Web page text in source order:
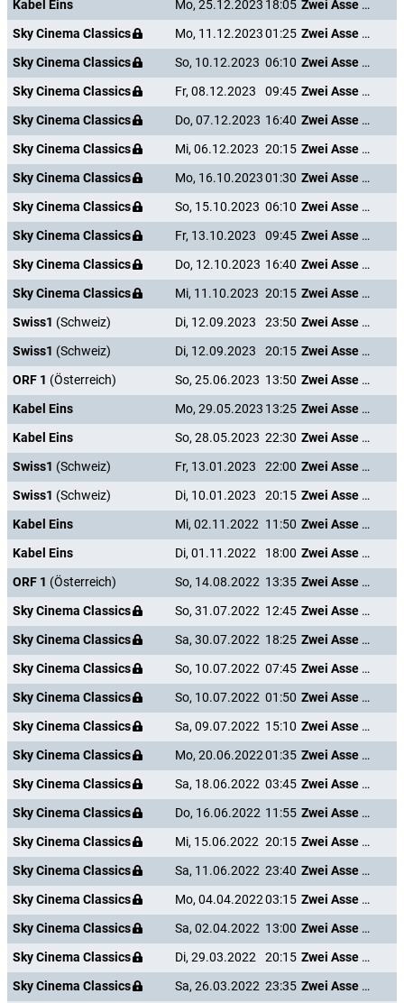
Kabel Eins Mo, 25.12.2023 18:05
Zwei Asse trumpfen auf
Sky Cinema Classics
Mo, 11.12.202301:25
Zwei Asse trumpfen auf
Sky Cinema Classics
So, 10.12.2023 06:10
Zwei Asse trumpfen auf
Sky Cinema Classics
Fr, 08.12.2023 09:45
Zwei Asse trumpfen auf
Sky Cinema Classics
Do, 07.12.2023 16:40
Zwei Asse trumpfen auf
Sky Cinema Classics
Mi, 06.12.2023 20:15
Zwei Asse trumpfen auf
Sky Cinema Classics
Mo, 16.10.202301:30
Zwei Asse trumpfen auf
Sky Cinema Classics
So, 15.10.2023 06:10
Zwei Asse trumpfen auf
Sky Cinema Classics
Fr, 13.10.2023 09:45
Zwei Asse trumpfen auf
Sky Cinema Classics
Do, 12.10.2023 16:40
Zwei Asse trumpfen auf
Sky Cinema Classics
Mi, 11.10.2023 20:15
Zwei Asse trumpfen auf
Swiss1 (Schweiz) Di, 12.09.2023 23:50
Zwei Asse trumpfen auf
Swiss1 (Schweiz) Di, 12.09.2023 20:15
Zwei Asse trumpfen auf
ORF 1 (Österreich) So, 25.06.2023 13:50
Zwei Asse trumpfen auf
Kabel Eins
Mo, 29.05.2023 13:25
Zwei Asse trumpfen auf
Kabel Eins
So, 28.05.2023 22:30
Zwei Asse trumpfen auf
Swiss1 (Schweiz) Fr, 13.01.2023 22:00
Zwei Asse trumpfen auf
Swiss1 (Schweiz) Di, 10.01.2023 20:15
Zwei Asse trumpfen auf
Kabel Eins
Mi, 02.11.2022 11:50
Zwei Asse trumpfen auf
Kabel Eins
Di, 01.11.2022 18:00
Zwei Asse trumpfen auf
ORF 1 (Österreich) So, 14.08.2022 13:35
Zwei Asse trumpfen auf
Sky Cinema Classics
So, 31.07.2022 12:45
Zwei Asse trumpfen auf
Sky Cinema Classics
Sa, 30.07.2022 18:25
Zwei Asse trumpfen auf
Sky Cinema Classics
So, 10.07.2022 07:45
Zwei Asse trumpfen auf
Sky Cinema Classics
So, 10.07.2022 01:50
Zwei Asse trumpfen auf
Sky Cinema Classics
Sa, 09.07.2022 15:10
Zwei Asse trumpfen auf
Sky Cinema Classics
Mo, 20.06.202201:35
Zwei Asse trumpfen auf
Sky Cinema Classics
Sa, 18.06.2022 03:45
Zwei Asse trumpfen auf
Sky Cinema Classics
Do, 16.06.2022 11:55
Zwei Asse trumpfen auf
Sky Cinema Classics
Mi, 15.06.2022 20:15
Zwei Asse trumpfen auf
Sky Cinema Classics
Sa, 11.06.2022 23:40
Zwei Asse trumpfen auf
Sky Cinema Classics
Mo, 04.04.202203:15
Zwei Asse trumpfen auf
Sky Cinema Classics
Sa, 02.04.2022 13:00
Zwei Asse trumpfen auf
Sky Cinema Classics
Di, 29.03.2022 20:15
Zwei Asse trumpfen auf
Sky Cinema Classics
Sa, 26.03.2022 23:35
Zwei Asse trumpfen auf